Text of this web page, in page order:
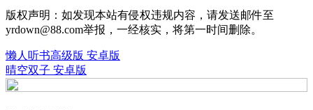
版权声明：如发现本站有侵权违规内容，请发送邮件至
yrdown@88.com举报，一经核实，将第一时间删除。
懒人听书高级版 安卓版
晴空双子 安卓版